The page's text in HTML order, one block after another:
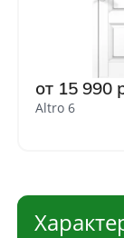
от 15 990
Altro 6